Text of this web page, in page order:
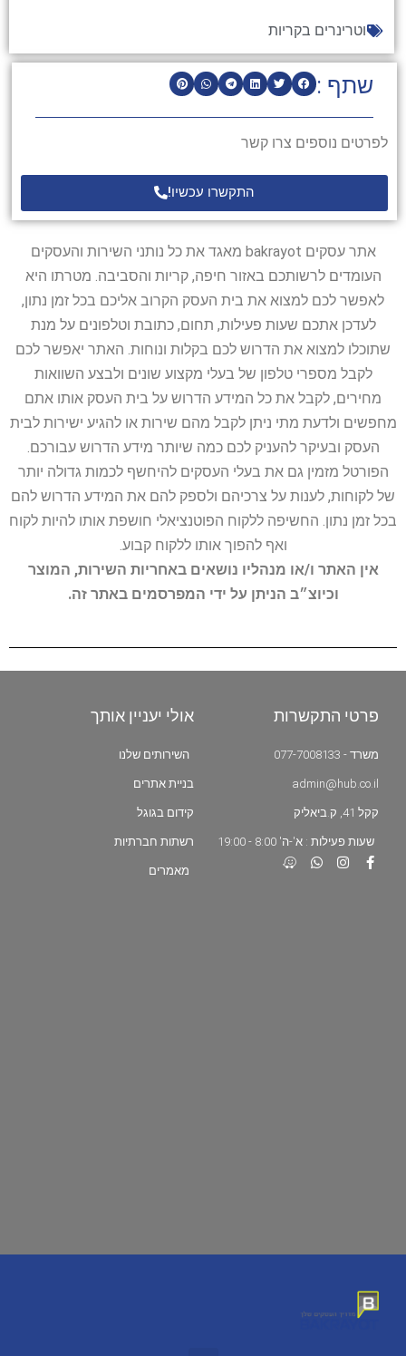
שתף :
לפרטים נוספים צרו קשר
התקשרו עכשיו!
וטרינרים בקריות
אתר עסקים bakrayot מאגד את כל נותני השירות והעסקים
העומדים לרשותכם באזור חיפה, קריות והסביבה. מטרתו היא
לאפשר לכם למצוא את בית העסק הקרוב אליכם בכל זמן נתון,
לעדכן אתכם שעות פעילות, תחום, כתובת וטלפונים על מנת
שתוכלו למצוא את הדרוש לכם בקלות ונוחות. האתר יאפשר לכם
לקבל מספרי טלפון של בעלי מקצוע שונים ולבצע השוואות
מחירים, לקבל את כל המידע הדרוש על בית העסק אותו אתם
מחפשים ולדעת מתי ניתן לקבל מהם שירות או להגיע ישירות לבית
העסק ובעיקר להעניק לכם כמה שיותר מידע הדרוש עבורכם.
הפורטל מזמין גם את בעלי העסקים להיחשף לכמות גדולה יותר
של לקוחות, לענות על צרכיהם ולספק להם את המידע הדרוש להם
בכל זמן נתון. החשיפה ללקוח הפוטנציאלי חושפת אותו להיות לקוח
ואף להפוך אותו ללקוח קבוע.
אין האתר ו/או מנהליו נושאים באחריות השירות, המוצר
וכיוצ״ב הניתן על ידי המפרסמים באתר זה.
פרטי התקשרות
משרד - 077-7008133
admin@hub.co.il
קקל 41, ק.ביאליק
שעות פעילות : א'-ה' 8:00 - 19:00
אולי יעניין אותך
השירותים שלנו
בניית אתרים
קידום בגוגל
רשתות חברתיות
מאמרים